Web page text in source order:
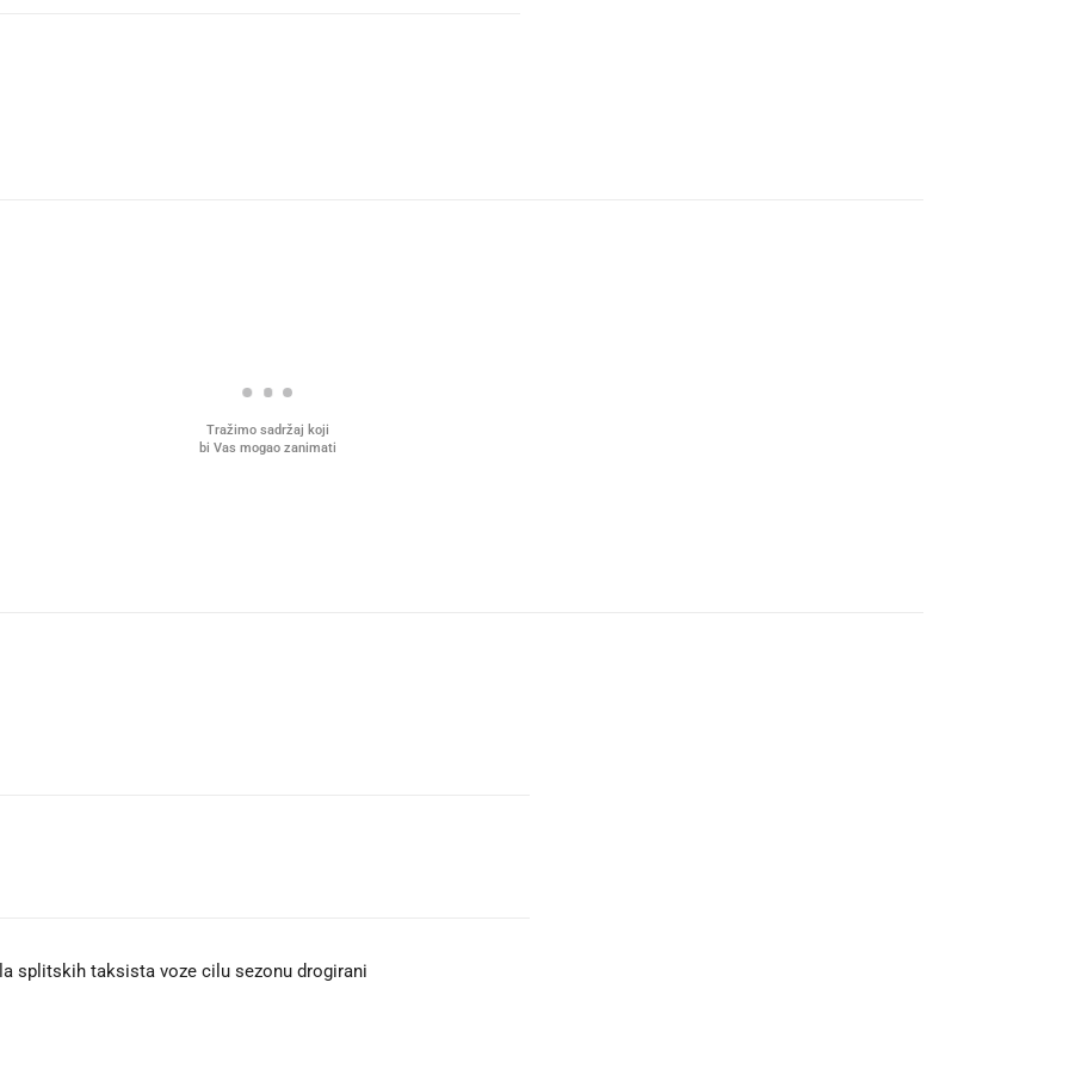
Tražimo sadržaj koji
bi Vas mogao zanimati
splitskih taksista voze cilu sezonu drogirani